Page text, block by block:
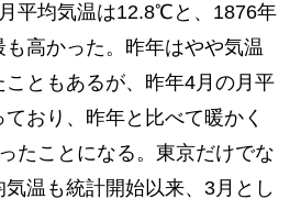
平均気温は12.8℃と、1876年
高かった。昨年はやや気温
ともあるが、昨年4月の月平
おり、昨年と比べて暖かく
たことになる。東京だけでな
気温も統計開始以来、3月とし